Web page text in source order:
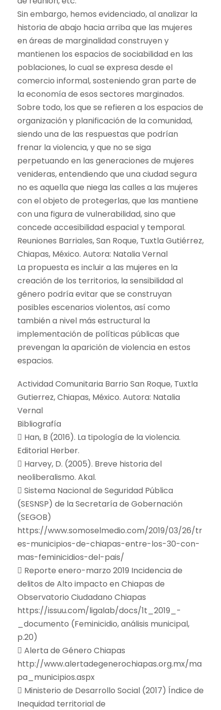
Sin embargo, hemos evidenciado, al analizar la
historia de abajo hacia arriba que las mujeres
en áreas de marginalidad construyen y
mantienen los espacios de sociabilidad en las
poblaciones, lo cual se expresa desde el
comercio informal, sosteniendo gran parte de
la economía de esos sectores marginados.
Sobre todo, los que se refieren a los espacios de
organización y planificación de la comunidad,
siendo una de las respuestas que podrían
frenar la violencia, y que no se siga
perpetuando en las generaciones de mujeres
venideras, entendiendo que una ciudad segura
no es aquella que niega las calles a las mujeres
con el objeto de protegerlas, que las mantiene
con una figura de vulnerabilidad, sino que
concede accesibilidad espacial y temporal.
Reuniones Barriales, San Roque, Tuxtla Gutiérrez,
Chiapas, México. Autora: Natalia Vernal
La propuesta es incluir a las mujeres en la
creación de los territorios, la sensibilidad al
género podría evitar que se construyan
posibles escenarios violentos, así como
también a nivel más estructural la
implementación de políticas públicas que
prevengan la aparición de violencia en estos
espacios.
Actividad Comunitaria Barrio San Roque, Tuxtla
Gutierrez, Chiapas, México. Autora: Natalia
Vernal
Bibliografía
 Han, B (2016). La tipología de la violencia.
Editorial Herber.
 Harvey, D. (2005). Breve historia del
neoliberalismo. Akal.
 Sistema Nacional de Seguridad Pública
(SESNSP) de la Secretaría de Gobernación
(SEGOB)
https://www.somoselmedio.com/2019/03/26/tr
es-municipios-de-chiapas-entre-los-30-con-
mas-feminicidios-del-pais/
 Reporte enero-marzo 2019 Incidencia de
delitos de Alto impacto en Chiapas de
Observatorio Ciudadano Chiapas
https://issuu.com/ligalab/docs/1t_2019_-
_documento (Feminicidio, análisis municipal,
p.20)
 Alerta de Género Chiapas
http://www.alertadegenerochiapas.org.mx/ma
pa_municipios.aspx
 Ministerio de Desarrollo Social (2017) Índice de
Inequidad territorial de